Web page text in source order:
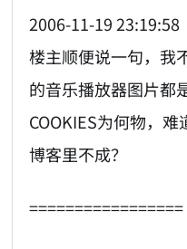
2006-11-19 23:19:58
楼主顺便说一句，我
的音乐播放器图片都
COOKIES为何物，
博客里不成？
=================